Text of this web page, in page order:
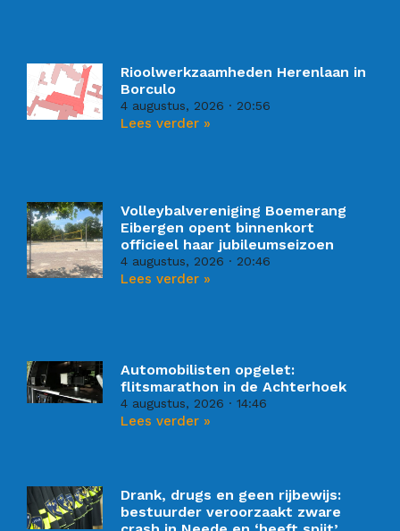
Rioolwerkzaamheden Herenlaan in
Borculo
4 augustus, 2026 20:56
Lees verder »
Volleybalvereniging Boemerang
Eibergen opent binnenkort
officieel haar jubileumseizoen
4 augustus, 2026 20:46
Lees verder »
Automobilisten opgelet:
flitsmarathon in de Achterhoek
4 augustus, 2026 14:46
Lees verder »
Drank, drugs en geen rijbewijs:
bestuurder veroorzaakt zware